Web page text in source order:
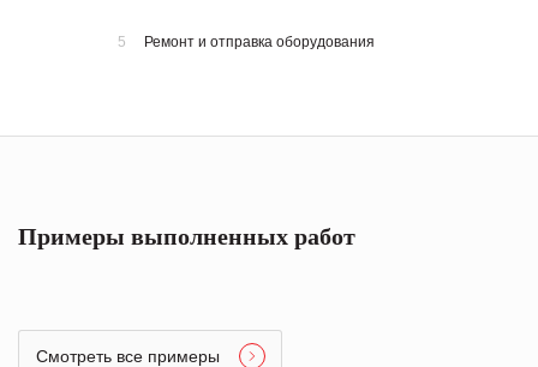
5 Ремонт и отправка оборудования
Примеры выполненных работ
Смотреть все примеры